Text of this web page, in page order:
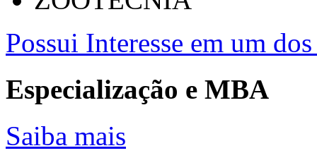
Possui Interesse em um
Especialização e MBA
Saiba mais